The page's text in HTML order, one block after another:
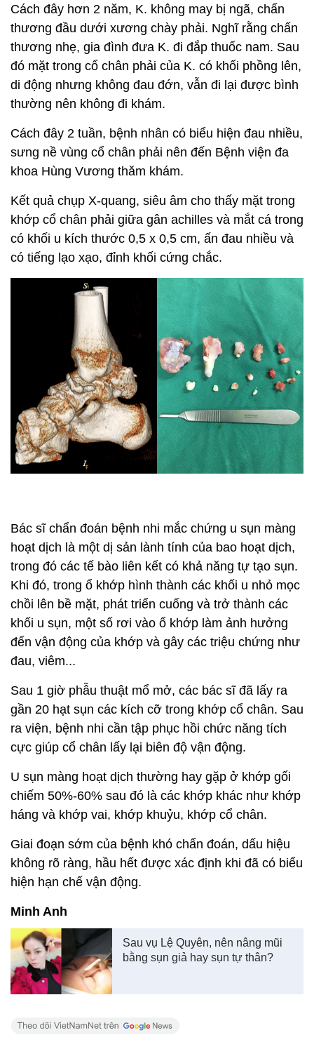
Cách đây hơn 2 năm, K. không may bị ngã, chấn
thương đầu dưới xương chày phải. Nghĩ rằng chấn
thương nhẹ, gia đình đưa K. đi đắp thuốc nam. Sau
đó mặt trong cổ chân phải của K. có khối phồng lên,
di động nhưng không đau đớn, vẫn đi lại được bình
thường nên không đi khám.
Cách đây 2 tuần, bệnh nhân có biểu hiện đau nhiều,
sưng nề vùng cổ chân phải nên đến Bệnh viện đa
khoa Hùng Vương thăm khám.
Kết quả chụp X-quang, siêu âm cho thấy mặt trong
khớp cổ chân phải giữa gân achilles và mắt cá trong
có khối u kích thước 0,5 x 0,5 cm, ấn đau nhiều và
có tiếng lạo xạo, đỉnh khối cứng chắc.
Bác sĩ chẩn đoán bệnh nhi mắc chứng u sụn màng
hoạt dịch là một dị sản lành tính của bao hoạt dịch,
trong đó các tế bào liên kết có khả năng tự tạo sụn.
Khi đó, trong ổ khớp hình thành các khối u nhỏ mọc
chồi lên bề mặt, phát triển cuống và trở thành các
khối u sụn, một số rơi vào ổ khớp làm ảnh hưởng
đến vận động của khớp và gây các triệu chứng như
đau, viêm...
Sau 1 giờ phẫu thuật mổ mở, các bác sĩ đã lấy ra
gần 20 hạt sụn các kích cỡ trong khớp cổ chân. Sau
ra viện, bệnh nhi cần tập phục hồi chức năng tích
cực giúp cổ chân lấy lại biên độ vận động.
U sụn màng hoạt dịch thường hay gặp ở khớp gối
chiếm 50%-60% sau đó là các khớp khác như khớp
háng và khớp vai, khớp khuỷu, khớp cổ chân.
Giai đoạn sớm của bệnh khó chẩn đoán, dấu hiệu
không rõ ràng, hầu hết được xác định khi đã có biểu
hiện hạn chế vận động.
Minh Anh
Sau vụ Lệ Quyên, nên nâng mũi
bằng sụn giả hay sụn tự thân?